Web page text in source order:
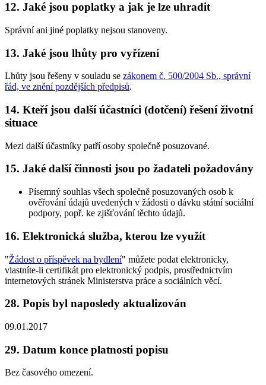
12. Jaké jsou poplatky a jak je lze uhradit
Správní ani jiné poplatky nejsou stanoveny.
13. Jaké jsou lhůty pro vyřízení
Lhůty jsou řešeny v souladu se zákonem č. 500/2004 Sb., správní
řád, ve znění pozdějších předpisů.
14. Kteří jsou další účastníci (dotčení) řešení životní
situace
Mezi další účastníky patří osoby společně posuzované.
15. Jaké další činnosti jsou po žadateli požadovány
Písemný souhlas všech společně posuzovaných osob k
ověřování údajů uvedených v žádosti o dávku státní sociální
podpory, popř. ke zjišťování těchto údajů.
16. Elektronická služba, kterou lze využít
"Žádost o příspěvek na bydlení" můžete podat elektronicky,
vlastníte-li certifikát pro elektronický podpis, prostřednictvím
internetových stránek Ministerstva práce a sociálních věcí.
28. Popis byl naposledy aktualizován
09.01.2017
29. Datum konce platnosti popisu
Bez časového omezení.